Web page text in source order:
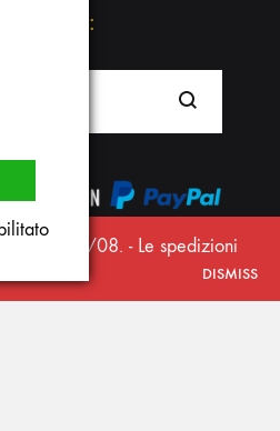
nel sito:
dal 26/08. - Le spedizioni
DISMISS